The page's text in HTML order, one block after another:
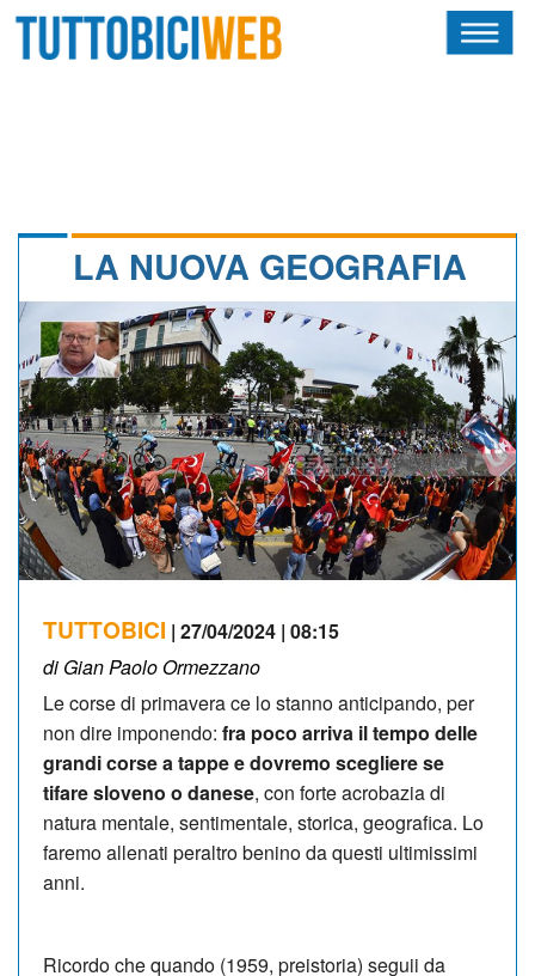
CALENDARIO
OSCAR
ALBI D'ORO
NEWSLETTER
LA NUOVA GEOGRAFIA
TUTTOBICI | 27/04/2024 | 08:15
di Gian Paolo Ormezzano
Le corse di primavera ce lo stanno anticipando, per
non dire imponendo: fra poco arriva il tem­po delle
grandi corse a tappe e dovremo scegliere se
tifare sloveno o danese, con forte acrobazia di
natura mentale, sentimentale, storica, geografica. Lo
faremo allenati peraltro benino da questi ultimissimi
anni.
Ricordo che quando (1959, preistoria) se­guii da